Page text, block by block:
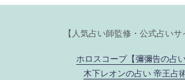
【人気占い師監修・公式占いサ
ホロスコープ【彌彌告の占い
木下レオンの占い 帝王占